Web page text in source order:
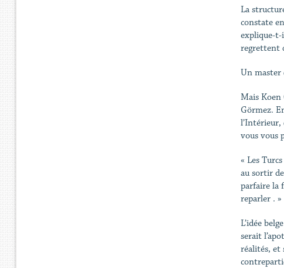
La
constate
explique-t-
regrettent
Un master
Mais Koen
Görmez.
l’Intérieur,
vous vous
« Les
au sortir
parfaire la
reparler . »
L’idée
serait
réalités, et